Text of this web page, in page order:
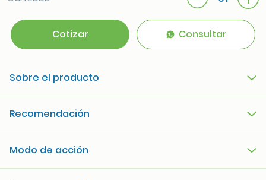
Cotizar Consultar
Sobre el producto
Recomendación
Modo de acción